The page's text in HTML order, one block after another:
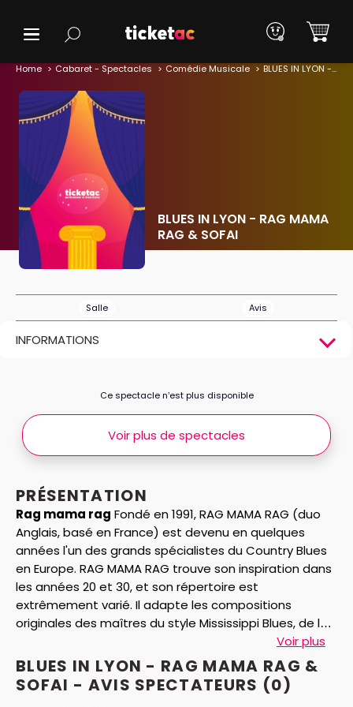
Home Cabaret - Spectacles Comédie Musicale BLUES IN LYON - RAG MAMA RAG & SOFAI
BLUES IN LYON - RAG MAMA
RAG & SOFAI
Salle Avis
INFORMATIONS
PRÉSENTATION
Rag mama rag Fondé en 1991, RAG MAMA RAG (duo
Anglais, basé en France) est devenu en quelques
années l'un des grands spécialistes du Country Blues
en Europe. RAG MAMA RAG trouve son inspiration dans
les années 20 et 30, et son répertoire est
extrêmement varié. Il adapte les compositions
originales des maîtres du style Mississippi Blues, de la
musique Ragtime, du Swing, et du Blues des musiciens
blancs pendant la grande dépression au USA. Il
interprète également ses propre créations.Sofaï
Sofaï, c’est tout d’abord une voix, et quelle voix. De
Voir plus
Ce spectacle n’est plus disponible
Voir plus de spectacles
BLUES IN LYON - RAG MAMA RAG &
SOFAI - AVIS SPECTATEURS (0)